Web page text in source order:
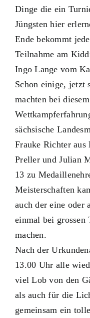
Dinge die ein
Jüngsten hier
Ende bekommt
Teilnahme am
Ingo Lange vom
Schon einige, jetzt
machten bei
sächsische
Frauke Richter aus
Preller und Julian
13 zu
Meisterschaften
auch der eine oder
einmal bei grossen
machen.
Nach der
13.00 Uhr alle
viel Lob von den
als auch für die
gemeinsam ein